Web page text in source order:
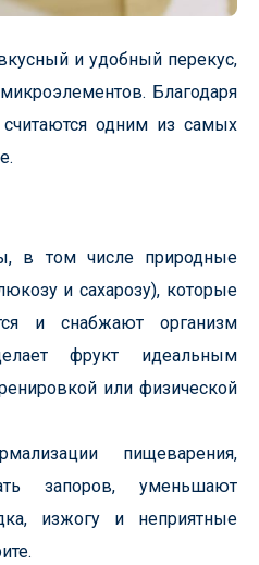
и удобный перекус,
Благодаря
одним из самых
в том числе природные
и сахарозу), которые
и снабжают организм
фрукт идеальным
или физической
пищеварения,
запоров, уменьшают
изжогу и неприятные